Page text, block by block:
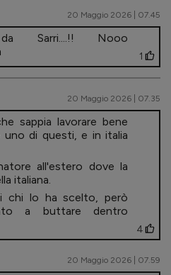
20 Maggio 2026 | 07.45
Sarri....!! Nooo
1
20 Maggio 2026 | 07.35
sappia lavorare bene
uno di questi, e in italia
all'estero dove la
italiana.
chi lo ha scelto, però
a buttare dentro
4
20 Maggio 2026 | 07.59